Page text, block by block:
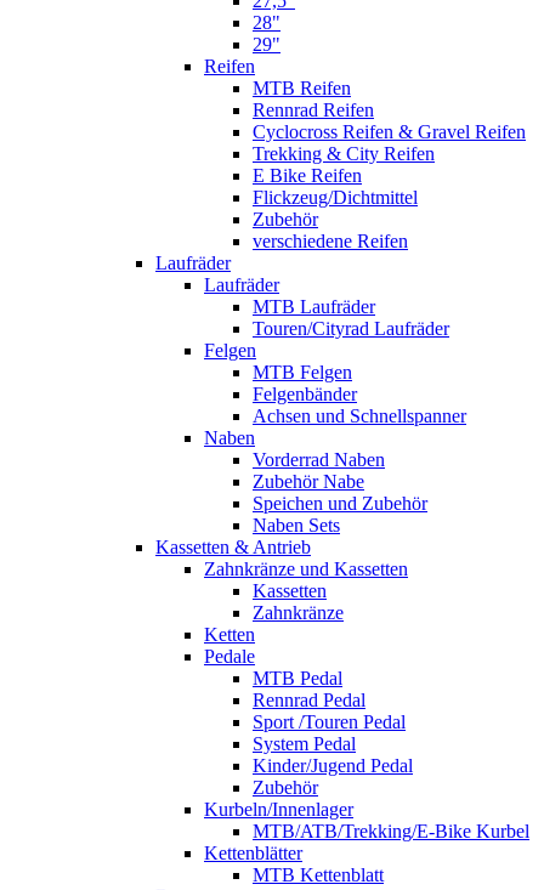
28"
29"
Reifen
MTB Reifen
Rennrad Reifen
Cyclocross Reifen & Gravel Reifen
Trekking & City Reifen
E Bike Reifen
Flickzeug/Dichtmittel
Zubehör
verschiedene Reifen
Laufräder
Laufräder
MTB Laufräder
Touren/Cityrad Laufräder
Felgen
MTB Felgen
Felgenbänder
Achsen und Schnellspanner
Naben
Vorderrad Naben
Zubehör Nabe
Speichen und Zubehör
Naben Sets
Kassetten & Antrieb
Zahnkränze und Kassetten
Kassetten
Zahnkränze
Ketten
Pedale
MTB Pedal
Rennrad Pedal
Sport /Touren Pedal
System Pedal
Kinder/Jugend Pedal
Zubehör
Kurbeln/Innenlager
MTB/ATB/Trekking/E-Bike Kurbel
Kettenblätter
MTB Kettenblatt